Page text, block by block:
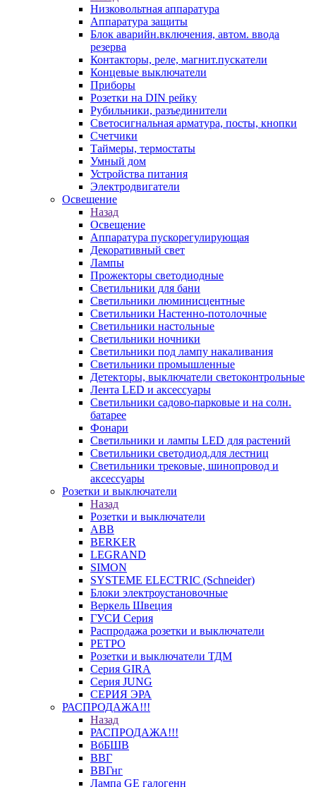
Низковольтная аппаратура
Аппаратура защиты
Блок аварийн.включения, автом. ввода
резерва
Контакторы, реле, магнит.пускатели
Концевые выключатели
Приборы
Розетки на DIN рейку
Рубильники, разъединители
Светосигнальная арматура, посты, кнопки
Счетчики
Таймеры, термостаты
Умный дом
Устройства питания
Электродвигатели
Освещение
Назад
Освещение
Аппаратура пускорегулирующая
Декоративный свет
Лампы
Прожекторы светодиодные
Светильники для бани
Светильники люминисцентные
Светильники Настенно-потолочные
Светильники настольные
Светильники ночники
Светильники под лампу накаливания
Светильники промышленные
Детекторы, выключатели светоконтрольные
Лента LED и аксессуары
Светильники садово-парковые и на солн.
батарее
Фонари
Светильники и лампы LED для растений
Светильники светодиод.для лестниц
Светильники трековые, шинопровод и
аксессуары
Розетки и выключатели
Назад
Розетки и выключатели
ABB
BERKER
LEGRAND
SIMON
SYSTEME ELECTRIC (Schneider)
Блоки электроустановочные
Веркель Швеция
ГУСИ Серия
Распродажа розетки и выключатели
РЕТРО
Розетки и выключатели ТДМ
Серия GIRA
Серия JUNG
СЕРИЯ ЭРА
РАСПРОДАЖА!!!
Назад
РАСПРОДАЖА!!!
ВбБШВ
ВВГ
ВВГнг
Лампа GE галогенн